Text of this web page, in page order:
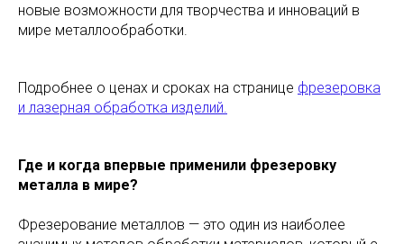
новые возможности для творчества и инноваций в
мире металлообработки.
Подробнее о ценах и сроках на странице фрезеровка
и лазерная обработка изделий.
Где и когда впервые применили фрезеровку
металла в мире?
Фрезерование металлов — это один из наиболее